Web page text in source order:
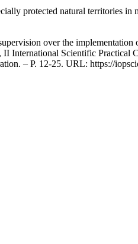
protected natural territories in
over the
International Scientific
– P. 12-25. URL: https://